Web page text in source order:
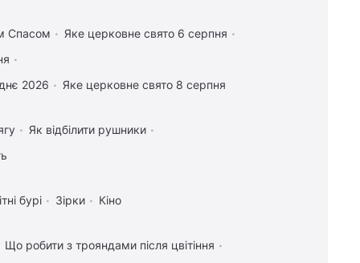
Спасом
Яке церковне свято 6 серпня
2026
Яке церковне свято 8 серпня
Як відбілити рушники
бурі Зірки Кіно
Що робити з трояндами після цвітіння